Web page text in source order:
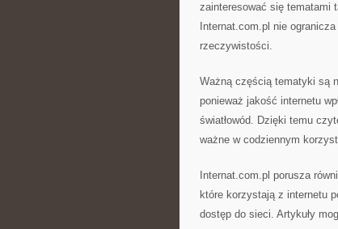
zainteresować się tematami
Internat.com.pl nie
rzeczywistości.
Ważną częścią tematyki są
ponieważ jakość internetu
światłowód. Dzięki temu
ważne w codziennym
Internat.com.pl porusza
które korzystają z internetu
dostęp do sieci. Artykuły